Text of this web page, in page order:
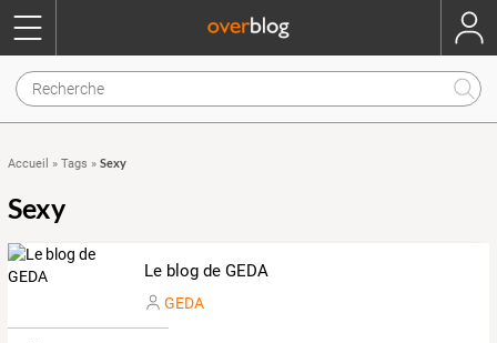
Accueil » Tags » Sexy
Sexy
Le blog de GEDA
GEDA